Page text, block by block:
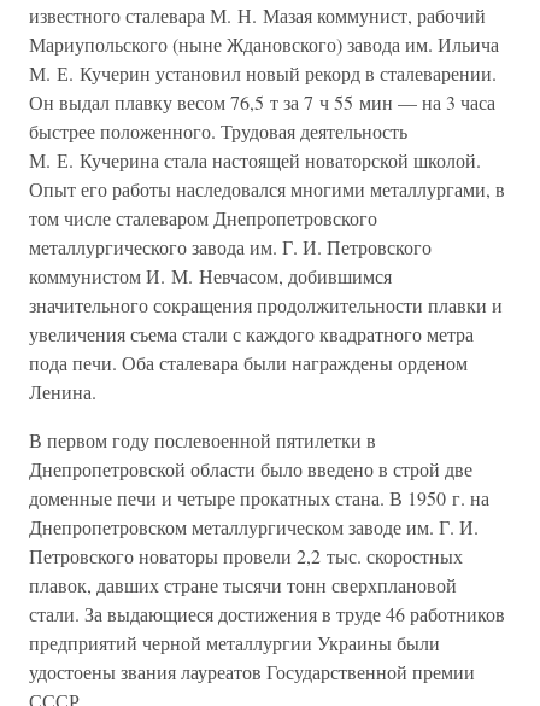
известного сталевара М. Н. Мазая коммунист, рабочий
Мариупольского (ныне Ждановского) завода им. Ильича
М. Е. Кучерин установил новый рекорд в сталеварении.
Он выдал плавку весом 76,5 т за 7 ч 55 мин — на 3 часа
быстрее положенного. Трудовая деятельность
М. Е. Кучерина стала настоящей новаторской школой.
Опыт его работы наследовался многими металлургами, в
том числе сталеваром Днепропетровского
металлургического завода им. Г. И. Петровского
коммунистом И. М. Невчасом, добившимся
значительного сокращения продолжительности плавки и
увеличения съема стали с каждого квадратного метра
пода печи. Оба сталевара были награждены орденом
Ленина.
В первом году послевоенной пятилетки в
Днепропетровской области было введено в строй две
доменные печи и четыре прокатных стана. В 1950 г. на
Днепропетровском металлургическом заводе им. Г. И.
Петровского новаторы провели 2,2 тыс. скоростных
плавок, давших стране тысячи тонн сверхплановой
стали. За выдающиеся достижения в труде 46 работников
предприятий черной металлургии Украины были
удостоены звания лауреатов Государственной премии
СССР.